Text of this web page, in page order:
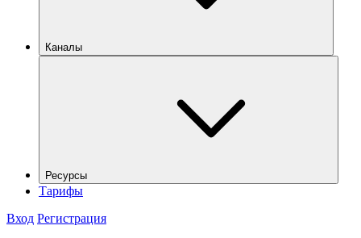
Каналы
Ресурсы
Тарифы
Вход Регистрация